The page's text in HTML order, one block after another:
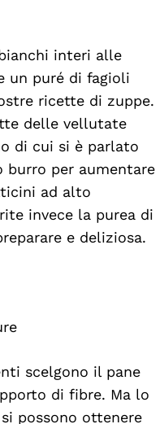
interi alle
un puré di fagioli
ricette di zuppe.
delle vellutate
di cui si è parlato
burro per aumentare
ad alto
invece la purea di
e deliziosa.
scelgono il pane
di fibre. Ma lo
possono ottenere